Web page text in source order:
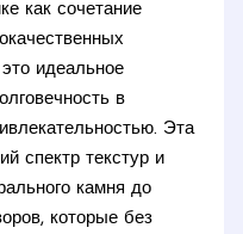
как сочетание
идеальное
в
Эта
спектр текстур и
камня до
которые без